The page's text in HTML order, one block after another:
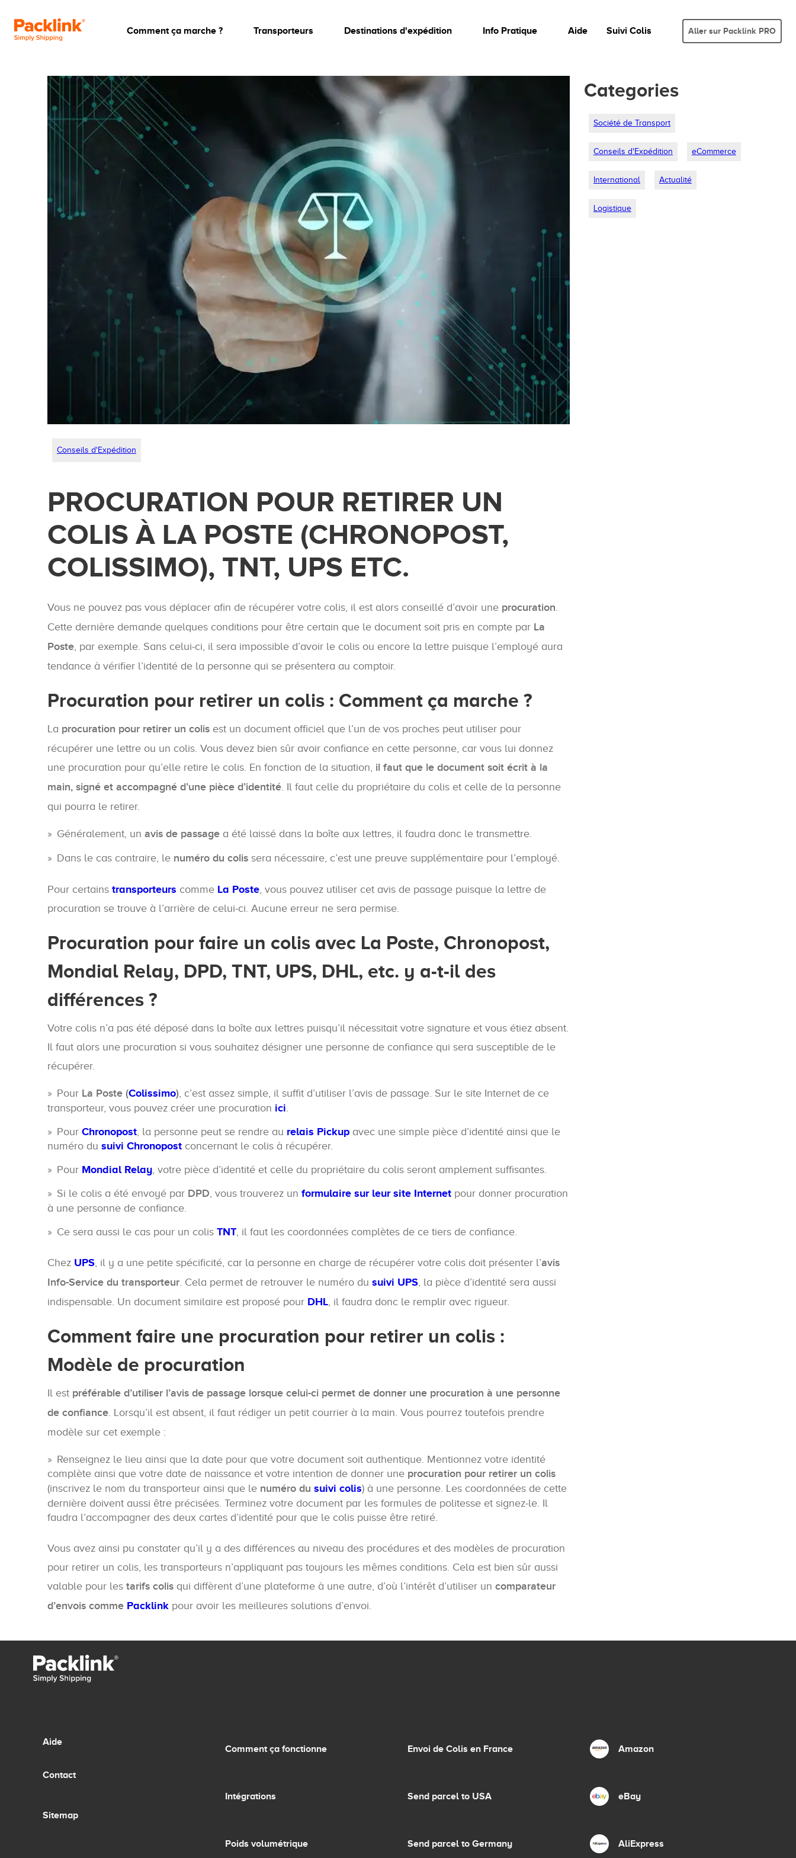
Comment ça marche ? Transporteurs Destinations d'expédition Info Pratique Aide Suivi Colis Aller sur Packlink PRO
Conseils d'Expédition
PROCURATION POUR RETIRER UN
COLIS À LA POSTE (CHRONOPOST,
COLISSIMO), TNT, UPS ETC.
Vous ne pouvez pas vous déplacer afin de récupérer votre colis, il est alors conseillé d’avoir une procuration.
Cette dernière demande quelques conditions pour être certain que le document soit pris en compte par La
Poste, par exemple. Sans celui-ci, il sera impossible d’avoir le colis ou encore la lettre puisque l’employé aura
tendance à vérifier l’identité de la personne qui se présentera au comptoir.
Procuration pour retirer un colis : Comment ça marche ?
La procuration pour retirer un colis est un document officiel que l’un de vos proches peut utiliser pour
récupérer une lettre ou un colis. Vous devez bien sûr avoir confiance en cette personne, car vous lui donnez
une procuration pour qu’elle retire le colis. En fonction de la situation, il faut que le document soit écrit à la
main, signé et accompagné d’une pièce d’identité. Il faut celle du propriétaire du colis et celle de la personne
qui pourra le retirer.
Généralement, un avis de passage a été laissé dans la boîte aux lettres, il faudra donc le transmettre.
Dans le cas contraire, le numéro du colis sera nécessaire, c’est une preuve supplémentaire pour l’employé.
Pour certains transporteurs comme La Poste, vous pouvez utiliser cet avis de passage puisque la lettre de
procuration se trouve à l’arrière de celui-ci. Aucune erreur ne sera permise.
Procuration pour faire un colis avec La Poste, Chronopost,
Mondial Relay, DPD, TNT, UPS, DHL, etc. y a-t-il des
différences ?
Votre colis n’a pas été déposé dans la boîte aux lettres puisqu’il nécessitait votre signature et vous étiez absent.
Il faut alors une procuration si vous souhaitez désigner une personne de confiance qui sera susceptible de le
récupérer.
Pour La Poste (Colissimo), c’est assez simple, il suffit d’utiliser l’avis de passage. Sur le site Internet de ce
transporteur, vous pouvez créer une procuration ici.
Pour Chronopost, la personne peut se rendre au relais Pickup avec une simple pièce d’identité ainsi que le
numéro du suivi Chronopost concernant le colis à récupérer.
Pour Mondial Relay, votre pièce d’identité et celle du propriétaire du colis seront amplement suffisantes.
Si le colis a été envoyé par DPD, vous trouverez un formulaire sur leur site Internet pour donner procuration
à une personne de confiance.
Ce sera aussi le cas pour un colis TNT, il faut les coordonnées complètes de ce tiers de confiance.
Chez UPS, il y a une petite spécificité, car la personne en charge de récupérer votre colis doit présenter l’avis
Info-Service du transporteur. Cela permet de retrouver le numéro du suivi UPS, la pièce d’identité sera aussi
indispensable. Un document similaire est proposé pour DHL, il faudra donc le remplir avec rigueur.
Comment faire une procuration pour retirer un colis :
Modèle de procuration
Il est préférable d’utiliser l’avis de passage lorsque celui-ci permet de donner une procuration à une personne
de confiance. Lorsqu’il est absent, il faut rédiger un petit courrier à la main. Vous pourrez toutefois prendre
modèle sur cet exemple :
Renseignez le lieu ainsi que la date pour que votre document soit authentique. Mentionnez votre identité
complète ainsi que votre date de naissance et votre intention de donner une procuration pour retirer un colis
(inscrivez le nom du transporteur ainsi que le numéro du suivi colis) à une personne. Les coordonnées de cette
dernière doivent aussi être précisées. Terminez votre document par les formules de politesse et signez-le. Il
faudra l’accompagner des deux cartes d’identité pour que le colis puisse être retiré.
Vous avez ainsi pu constater qu’il y a des différences au niveau des procédures et des modèles de procuration
pour retirer un colis, les transporteurs n’appliquant pas toujours les mêmes conditions. Cela est bien sûr aussi
valable pour les tarifs colis qui diffèrent d’une plateforme à une autre, d’où l’intérêt d’utiliser un comparateur
d’envois comme Packlink pour avoir les meilleures solutions d’envoi.
Categories
Société de Transport
Conseils d'Expédition eCommerce
International Actualité
Logistique
Aide
Contact
Sitemap
Comment ça fonctionne
Intégrations
Poids volumétrique
Envoi de Colis en France
Send parcel to USA
Send parcel to Germany
Amazon
eBay
AliExpress